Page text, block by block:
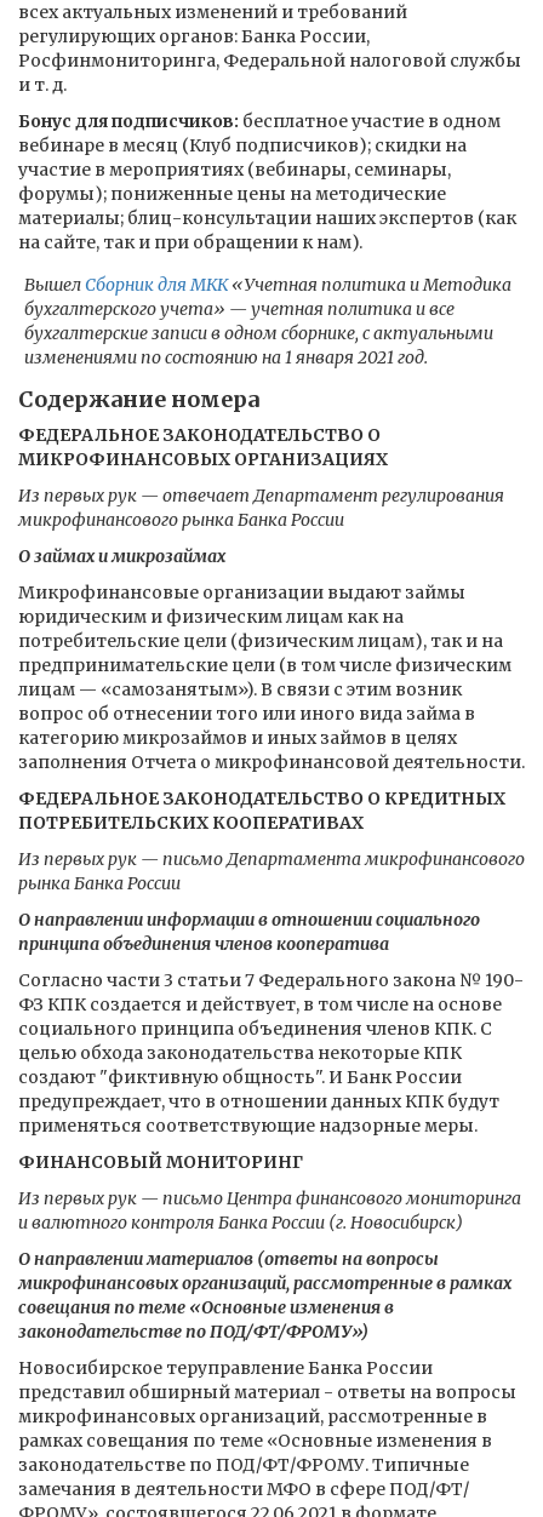
всех актуальных изменений и требований
регулирующих органов: Банка России,
Росфинмониторинга, Федеральной налоговой службы
и т. д.
Бонус для подписчиков: бесплатное участие в одном
вебинаре в месяц (Клуб подписчиков); скидки на
участие в мероприятиях (вебинары, семинары,
форумы); пониженные цены на методические
материалы; блиц-консультации наших экспертов (как
на сайте, так и при обращении к нам).
ВышелСборник для МКК«Учетная политика и Методика
бухгалтерского учета» — учетная политика и все
бухгалтерские записи в одном сборнике, с актуальными
изменениями по состоянию на 1 января 2021 год.
Содержание номера
ФЕДЕРАЛЬНОЕ ЗАКОНОДАТЕЛЬСТВО О
МИКРОФИНАНСОВЫХ ОРГАНИЗАЦИЯХ
Из первых рук — отвечает Департамент регулирования
микрофинансового рынка Банка России
О займах и микрозаймах
Микрофинансовые организации выдают займы
юридическим и физическим лицам как на
потребительские цели (физическим лицам), так и на
предпринимательские цели (в том числе физическим
лицам — «самозанятым»). В связи с этим возник
вопрос об отнесении того или иного вида займа в
категорию микрозаймов и иных займов в целях
заполнения Отчета о микрофинансовой деятельности.
ФЕДЕРАЛЬНОЕ ЗАКОНОДАТЕЛЬСТВО О КРЕДИТНЫХ
ПОТРЕБИТЕЛЬСКИХ КООПЕРАТИВАХ
Из первых рук — письмо Департамента микрофинансового
рынка Банка России
О направлении информации в отношении социального
принципа объединения членов кооператива
Согласно части 3 статьи 7 Федерального закона № 190-
ФЗ КПК создается и действует, в том числе на основе
социального принципа объединения членов КПК. С
целью обхода законодательства некоторые КПК
создают "фиктивную общность". И Банк России
предупреждает, что в отношении данных КПК будут
применяться соответствующие надзорные меры.
ФИНАНСОВЫЙ МОНИТОРИНГ
Из первых рук — письмо Центра финансового мониторинга
и валютного контроля Банка России (г. Новосибирск)
О направлении материалов (ответы на вопросы
микрофинансовых организаций, рассмотренные в рамках
совещания по теме «Основные изменения в
законодательстве по ПОД/ФТ/ФРОМУ»)
Новосибирское теруправление Банка России
представил обширный материал - ответы на вопросы
микрофинансовых организаций, рассмотренные в
рамках совещания по теме «Основные изменения в
законодательстве по ПОД/ФТ/ФРОМУ. Типичные
замечания в деятельности МФО в сфере ПОД/ФТ/